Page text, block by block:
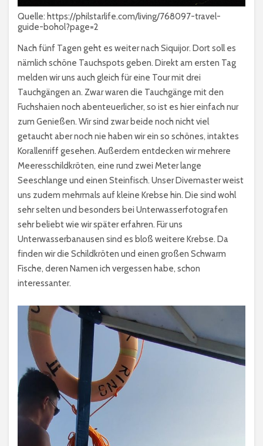
Quelle: https://philstarlife.com/living/768097-travel-
guide-bohol?page=2
Nach fünf Tagen geht es weiter nach Siquijor. Dort soll es
nämlich schöne Tauchspots geben. Direkt am ersten Tag
melden wir uns auch gleich für eine Tour mit drei
Tauchgängen an. Zwar waren die Tauchgänge mit den
Fuchshaien noch abenteuerlicher, so ist es hier einfach nur
zum Genießen. Wir sind zwar beide noch nicht viel
getaucht aber noch nie haben wir ein so schönes, intaktes
Korallenriff gesehen. Außerdem entdecken wir mehrere
Meeresschildkröten, eine rund zwei Meter lange
Seeschlange und einen Steinfisch. Unser Divemaster weist
uns zudem mehrmals auf kleine Krebse hin. Die sind wohl
sehr selten und besonders bei Unterwasserfotografen
sehr beliebt wie wir später erfahren. Für uns
Unterwasserbanausen sind es bloß weitere Krebse. Da
finden wir die Schildkröten und einen großen Schwarm
Fische, deren Namen ich vergessen habe, schon
interessanter.